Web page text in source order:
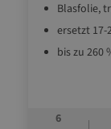
Blasfolie,
ersetzt
bis zu 260
6